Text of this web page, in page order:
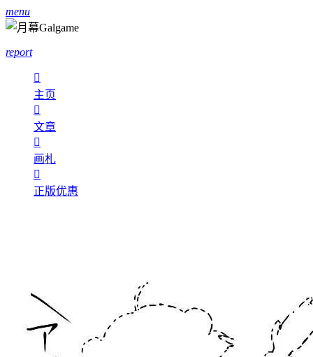
menu
report

主页

文章

画札

正版优惠